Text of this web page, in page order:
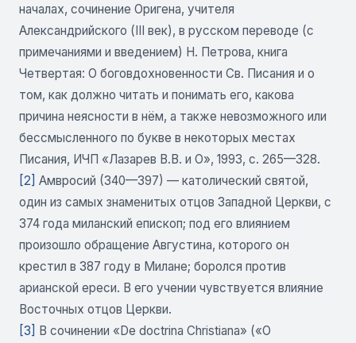
началах, сочинение Оригена, учителя
Александрийского (III век), в русском переводе (с
примечаниями и введением) Н. Петрова, книга
Четвертая: О боговдохновенности Св. Писания и о
том, как должно читать и понимать его, какова
причина неясности в нём, а также невозможного или
бессмысленного по букве в некоторых местах
Писания, ИЧП «Лазарев В.В. и О», 1993, с. 265—328.
[2] Амвросий (340—397) — католический святой,
один из самых знаменитых отцов Западной Церкви, с
374 года миланский епископ; под его влиянием
произошло обращение Августина, которого он
крестил в 387 году в Милане; боролся против
арианской ереси. В его учении чувствуется влияние
Восточных отцов Церкви.
[3] В сочинении «De doctrina Christiana» («О